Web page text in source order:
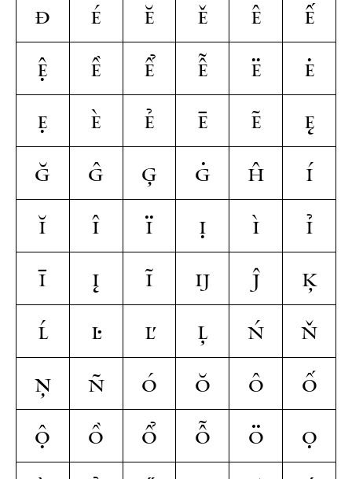
đ
é ĕ ě ê
ế
ệ
ề ể ễ ë
ė
ẹ
è ẻ ē ẽ
ę
ğ
ĝ ģ ġ ĥ
í
ĭ
î ï ị ì
ỉ
ī
į ĩ ĳ ĵ
ķ
ĺ
ŀ ľ ļ ń
ň
ņ
ñ ó ŏ ô
ố
ộ
ồ ổ ỗ ö
ọ